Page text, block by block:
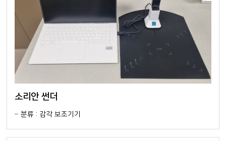
소리안 썬더
분류 : 감각 보조기기